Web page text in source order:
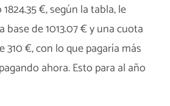
€, según la tabla, le
de 1013.07 € y una cuota
310 €, con lo que pagaría más
ahora. Esto para al año